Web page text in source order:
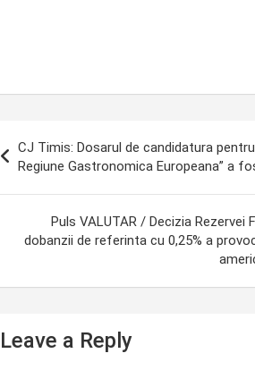
CJ Timis: Dosarul de candidatura
Regiune Gastronomica Europeana” a
Puls VALUTAR / Decizia Rezervei
dobanzii de referinta cu 0,25% a
Leave a Reply